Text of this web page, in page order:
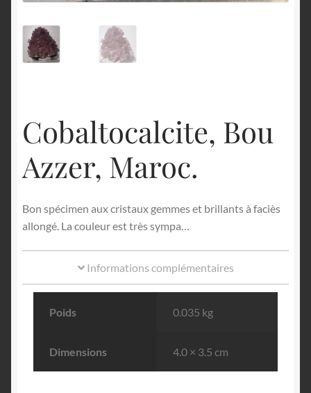
Cobaltocalcite, Bou
Azzer, Maroc.
Bon spécimen aux cristaux gemmes et brillants à faciès
allongé. La couleur est très sympa…
Informations complémentaires
Poids 0.035 kg
Dimensions 4.0 × 3.5 cm